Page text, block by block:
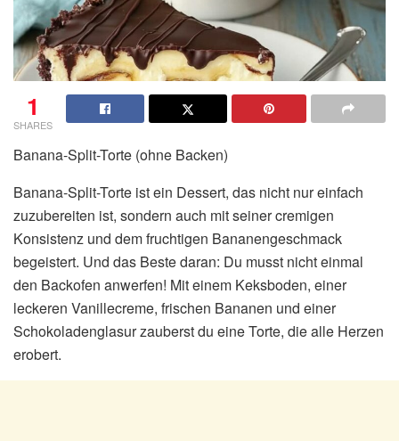
1
SHARES
Banana-Split-Torte (ohne Backen)
Banana-Split-Torte ist ein Dessert, das nicht nur einfach
zuzubereiten ist, sondern auch mit seiner cremigen
Konsistenz und dem fruchtigen Bananengeschmack
begeistert. Und das Beste daran: Du musst nicht einmal
den Backofen anwerfen! Mit einem Keksboden, einer
leckeren Vanillecreme, frischen Bananen und einer
Schokoladenglasur zauberst du eine Torte, die alle Herzen
erobert.